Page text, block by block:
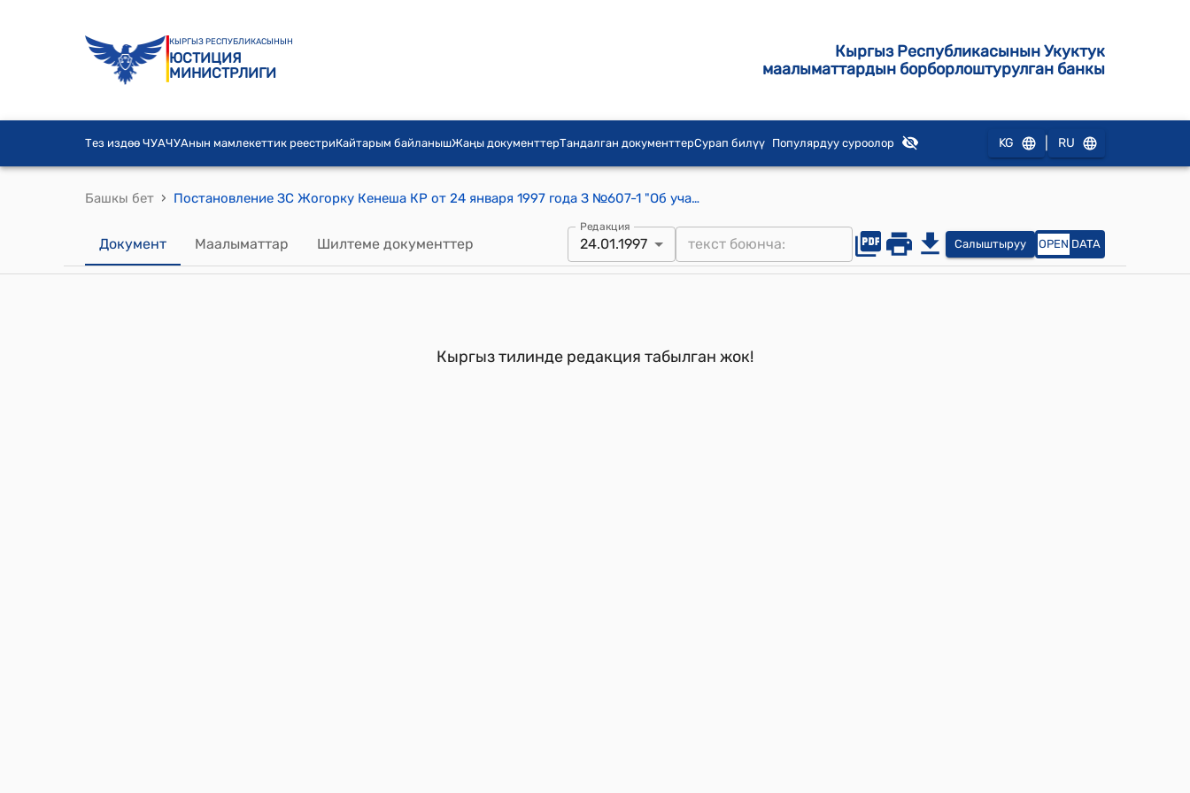
КЫРГЫЗ РЕСПУБЛИКАСЫНЫН
ЮСТИЦИЯ
МИНИСТРЛИГИ
Кыргыз Республикасынын Укуктук
маалыматтардын борборлоштурулган банкы
Тез издөө ЧУАЧУАнын мамлекеттик реестриКайтарым байланышЖаңы документтерТандалган документтерСурап билүү Популярдуу суроолор KG RU
Башкы бет › Постановление ЗС Жогорку Кенеша КР от 24 января 1997 года З №607-1 "Об участии в работе Специальной Межпарламентской конференции в городе Дели"
Документ Маалыматтар Шилтеме документтер
Редакция
24.01.1997 Салыштыруу OPEN DATA
Кыргыз тилинде редакция табылган жок!